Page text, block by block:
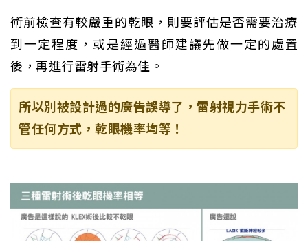
術前檢查有較嚴重的乾眼，則要評估是否需要治療
到一定程度，或是經過醫師建議先做一定的處置
後，再進行雷射手術為佳。
所以別被設計過的廣告誤導了，雷射視力手術不
管任何方式，乾眼機率均等！